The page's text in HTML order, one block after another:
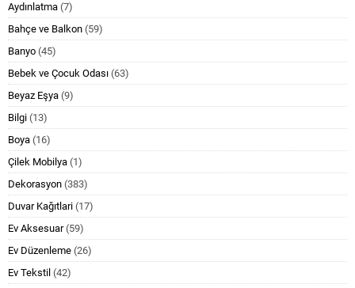
Aydınlatma (7)
Bahçe ve Balkon (59)
Banyo (45)
Bebek ve Çocuk Odası (63)
Beyaz Eşya (9)
Bilgi (13)
Boya (16)
Çilek Mobilya (1)
Dekorasyon (383)
Duvar Kağıtlari (17)
Ev Aksesuar(59)
Ev Düzenleme (26)
Ev Tekstil (42)